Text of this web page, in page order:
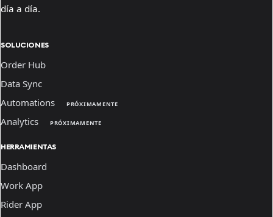
día a día.
SOLUCIONES
Order Hub
Data Sync
Automations
PRÓXIMAMENTE
Analytics PRÓXIMAMENTE
HERRAMIENTAS
Dashboard
Work App
Rider App